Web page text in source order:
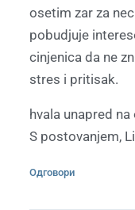
osetim zar za
pobudjuje
cinjenica da ne
stres i pritisak.
hvala unapred
S postovanjem,
Одговори